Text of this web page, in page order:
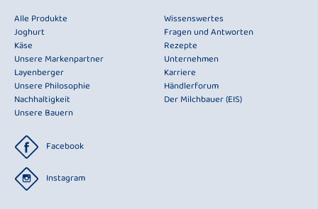
Alle Produkte
Joghurt
Käse
Unsere Markenpartner
Layenberger
Unsere Philosophie
Nachhaltigkeit
Unsere Bauern
Wissenswertes
Fragen und Antworten
Rezepte
Unternehmen
Karriere
Händlerforum
Der Milchbauer (EIS)
Facebook
Instagram